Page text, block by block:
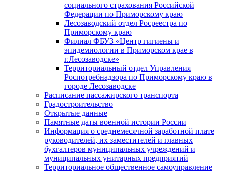
социального страхования Российской
Федерации по Приморскому краю
Лесозаводский отдел Росреестра по
Приморскому краю
Филиал ФБУЗ «Центр гигиены и
эпидемиологии в Приморском крае в
г.Лесозаводске»
Территориальный отдел Управления
Роспотребнадзора по Приморскому краю в
городе Лесозаводске
Расписание пассажирского транспорта
Градостроительство
Открытые данные
Памятные даты военной истории России
Информация о среднемесячной заработной плате
руководителей, их заместителей и главных
бухгалтеров муниципальных учреждений и
муниципальных унитарных предприятий
Территориальное общественное самоуправление